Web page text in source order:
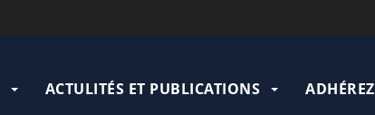
ACTULITÉS ET PUBLICATIONS ADHÉREZ